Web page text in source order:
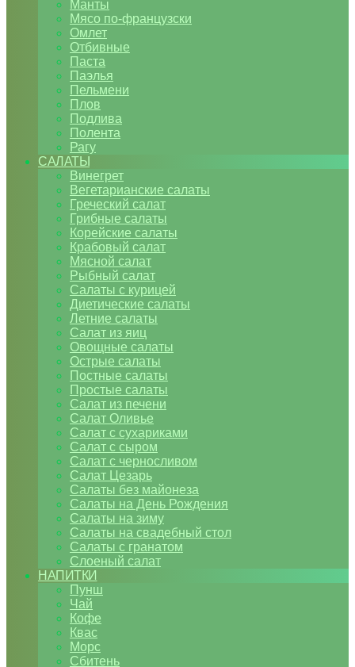
Манты
Мясо по-французски
Омлет
Отбивные
Паста
Паэлья
Пельмени
Плов
Подлива
Полента
Рагу
САЛАТЫ
Винегрет
Вегетарианские салаты
Греческий салат
Грибные салаты
Корейские салаты
Крабовый салат
Мясной салат
Рыбный салат
Салаты с курицей
Диетические салаты
Летние салаты
Салат из яиц
Овощные салаты
Острые салаты
Постные салаты
Простые салаты
Салат из печени
Салат Оливье
Салат с сухариками
Салат с сыром
Салат с черносливом
Салат Цезарь
Салаты без майонеза
Салаты на День Рождения
Салаты на зиму
Салаты на свадебный стол
Салаты с гранатом
Слоеный салат
НАПИТКИ
Пунш
Чай
Кофе
Квас
Морс
Сбитень